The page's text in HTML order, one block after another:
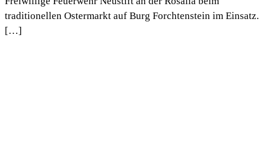
traditionellen Ostermarkt auf Burg Forchtenstein im Einsatz.
[…]